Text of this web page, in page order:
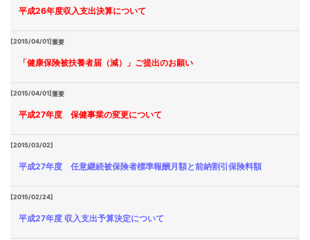
平成26年度収入支出決算について
[2015/04/01]重要
「健康保険被扶養者届（減）」ご提出のお願い
[2015/04/01]重要
平成27年度 保健事業の変更について
[2015/03/02]
平成27年度 任意継続被保険者標準報酬月額と前納割引保険料額
[2015/02/24]
平成27年度 収入支出予算決定について